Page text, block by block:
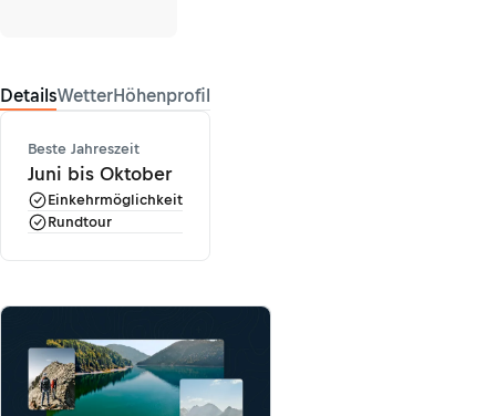
DetailsWetterHöhenprofil
Beste Jahreszeit
Juni bis Oktober
Einkehrmöglichkeit
Rundtour